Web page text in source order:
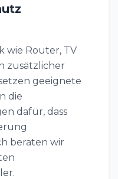
wie Router, TV
zusätzlicher
geeignete
die
dafür, dass
beraten wir